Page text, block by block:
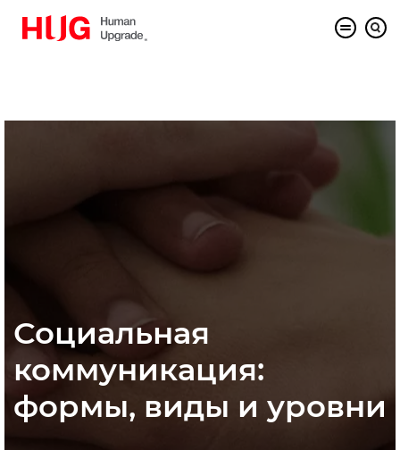
Социальная
коммуникация:
формы, виды и уровни